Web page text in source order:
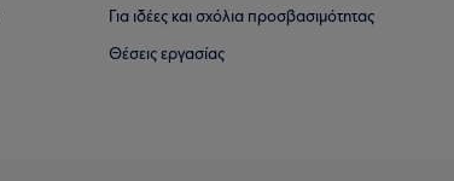
Για ιδέες και σχόλια προσβασιμότητας
Θέσεις εργασίας